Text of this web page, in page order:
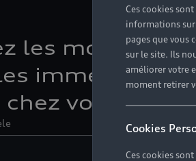
Ces cookies
informations
pages que vous
sur le site. Ils
améliorer votre
moment retirer
Cookies
Ces cookies
les modèles
chez vous.